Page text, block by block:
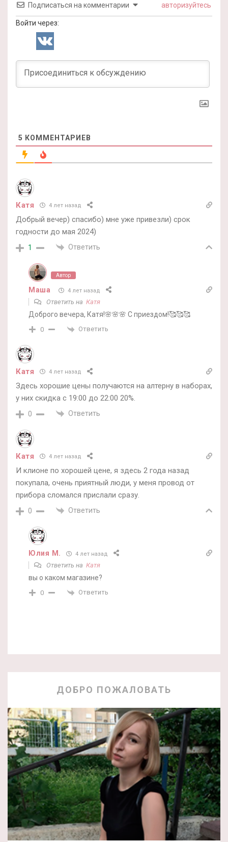
Подписаться на комментарии авторизуйтесь
Войти через:
5 КОММЕНТАРИЕВ
Катя 4 лет назад
Добрый вечер) спасибо) мне уже привезли) срок
годности до мая 2024)
1 Ответить
Автор
Маша 4 лет назад
Ответить на Катя
Доброго вечера, Катя!🌸🌸🌸 С приездом!🥰🥰🥰
0 Ответить
Катя 4 лет назад
Здесь хорошие цены получаются на алтерну в наборах,
у них скидка с 19:00 до 22:00 20%.
0 Ответить
Катя 4 лет назад
И клионе по хорошей цене, я здесь 2 года назад
покупала, очень приятный люди, у меня провод от
прибора сломался прислали сразу.
0 Ответить
Юлия М. 4 лет назад
Ответить на Катя
вы о каком магазине?
0 Ответить
ДОБРО ПОЖАЛОВАТЬ